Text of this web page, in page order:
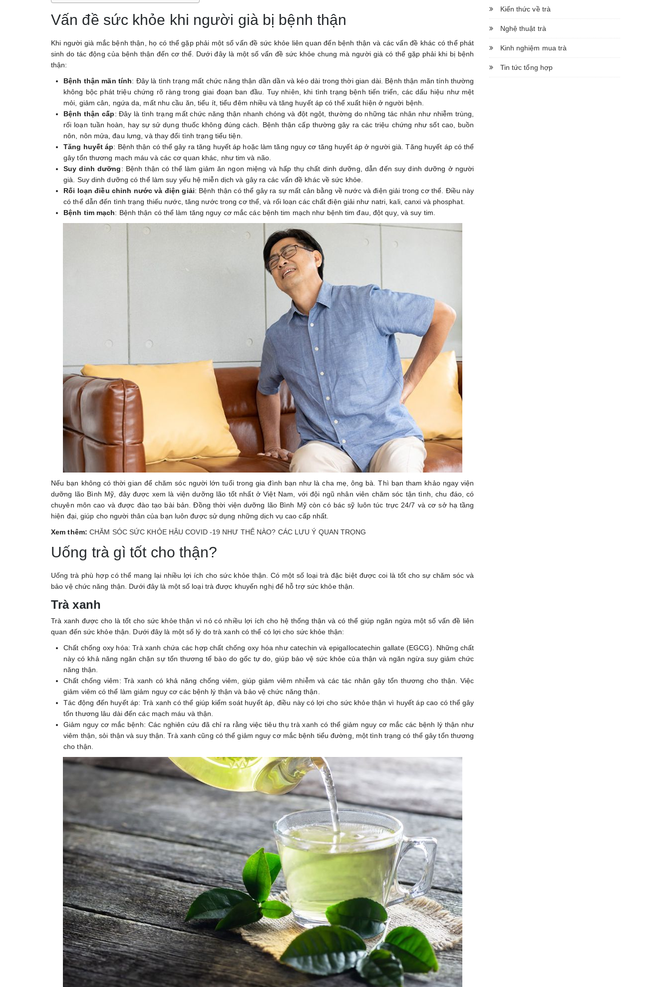
Vấn đề sức khỏe khi người già bị bệnh thận
Khi người già mắc bệnh thận, họ có thể gặp phải một số vấn đề sức khỏe liên quan đến bệnh thận và các vấn đề khác có thể phát
sinh do tác động của bệnh thận đến cơ thể. Dưới đây là một số vấn đề sức khỏe chung mà người già có thể gặp phải khi bị bệnh
thận:
Bệnh thận mãn tính: Đây là tình trạng mất chức năng thận dần dần và kéo dài trong thời gian dài. Bệnh thận mãn tính thường
không bộc phát triệu chứng rõ ràng trong giai đoạn ban đầu. Tuy nhiên, khi tình trạng bệnh tiến triển, các dấu hiệu như mệt
mỏi, giảm cân, ngứa da, mất nhu cầu ăn, tiểu ít, tiểu đêm nhiều và tăng huyết áp có thể xuất hiện ở người bệnh.
Bệnh thận cấp: Đây là tình trạng mất chức năng thận nhanh chóng và đột ngột, thường do những tác nhân như nhiễm trùng,
rối loạn tuần hoàn, hay sự sử dụng thuốc không đúng cách. Bệnh thận cấp thường gây ra các triệu chứng như sốt cao, buồn
nôn, nôn mửa, đau lưng, và thay đổi tình trạng tiểu tiện.
Tăng huyết áp: Bệnh thận có thể gây ra tăng huyết áp hoặc làm tăng nguy cơ tăng huyết áp ở người già. Tăng huyết áp có thể
gây tổn thương mạch máu và các cơ quan khác, như tim và não.
Suy dinh dưỡng: Bệnh thận có thể làm giảm ăn ngon miệng và hấp thụ chất dinh dưỡng, dẫn đến suy dinh dưỡng ở người
già. Suy dinh dưỡng có thể làm suy yếu hệ miễn dịch và gây ra các vấn đề khác về sức khỏe.
Rối loạn điều chỉnh nước và điện giải: Bệnh thận có thể gây ra sự mất cân bằng về nước và điện giải trong cơ thể. Điều này
có thể dẫn đến tình trạng thiếu nước, tăng nước trong cơ thể, và rối loạn các chất điện giải như natri, kali, canxi và phosphat.
Bệnh tim mạch: Bệnh thận có thể làm tăng nguy cơ mắc các bệnh tim mạch như bệnh tim đau, đột quỵ, và suy tim.
Nếu bạn không có thời gian để chăm sóc người lớn tuổi trong gia đình bạn như là cha mẹ, ông bà. Thì bạn tham khảo ngay viện
dưỡng lão Bình Mỹ, đây được xem là viện dưỡng lão tốt nhất ở Việt Nam, với đội ngũ nhân viên chăm sóc tận tình, chu đáo, có
chuyên môn cao và được đào tạo bài bản. Đồng thời viện dưỡng lão Bình Mỹ còn có bác sỹ luôn túc trực 24/7 và cơ sở hạ tầng
hiện đại, giúp cho người thân của bạn luôn được sử dụng những dịch vụ cao cấp nhất.
Xem thêm: CHĂM SÓC SỨC KHỎE HẬU COVID -19 NHƯ THẾ NÀO? CÁC LƯU Ý QUAN TRỌNG
Uống trà gì tốt cho thận?
Uống trà phù hợp có thể mang lại nhiều lợi ích cho sức khỏe thận. Có một số loại trà đặc biệt được coi là tốt cho sự chăm sóc và
bảo vệ chức năng thận. Dưới đây là một số loại trà được khuyến nghị để hỗ trợ sức khỏe thận.
Trà xanh
Trà xanh được cho là tốt cho sức khỏe thận vì nó có nhiều lợi ích cho hệ thống thận và có thể giúp ngăn ngừa một số vấn đề liên
quan đến sức khỏe thận. Dưới đây là một số lý do trà xanh có thể có lợi cho sức khỏe thận:
Chất chống oxy hóa: Trà xanh chứa các hợp chất chống oxy hóa như catechin và epigallocatechin gallate (EGCG). Những chất
này có khả năng ngăn chặn sự tổn thương tế bào do gốc tự do, giúp bảo vệ sức khỏe của thận và ngăn ngừa suy giảm chức
năng thận.
Chất chống viêm: Trà xanh có khả năng chống viêm, giúp giảm viêm nhiễm và các tác nhân gây tổn thương cho thận. Việc
giảm viêm có thể làm giảm nguy cơ các bệnh lý thận và bảo vệ chức năng thận.
Tác động đến huyết áp: Trà xanh có thể giúp kiểm soát huyết áp, điều này có lợi cho sức khỏe thận vì huyết áp cao có thể gây
tổn thương lâu dài đến các mạch máu và thận.
Giảm nguy cơ mắc bệnh: Các nghiên cứu đã chỉ ra rằng việc tiêu thụ trà xanh có thể giảm nguy cơ mắc các bệnh lý thận như
viêm thận, sỏi thận và suy thận. Trà xanh cũng có thể giảm nguy cơ mắc bệnh tiểu đường, một tình trạng có thể gây tổn thương
cho thận.
Kiến thức về trà
Nghệ thuật trà
Kinh nghiệm mua trà
Tin tức tổng hợp